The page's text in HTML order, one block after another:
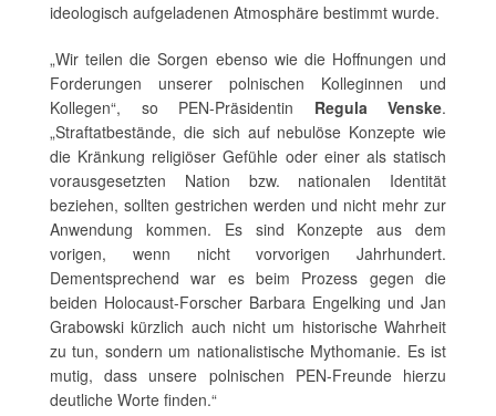
ideologisch aufgeladenen Atmosphäre bestimmt wurde.
„Wir teilen die Sorgen ebenso wie die Hoffnungen und
Forderungen unserer polnischen Kolleginnen und
Kollegen“, so PEN-Präsidentin Regula Venske.
„Straftatbestände, die sich auf nebulöse Konzepte wie
die Kränkung religiöser Gefühle oder einer als statisch
vorausgesetzten Nation bzw. nationalen Identität
beziehen, sollten gestrichen werden und nicht mehr zur
Anwendung kommen. Es sind Konzepte aus dem
vorigen, wenn nicht vorvorigen Jahrhundert.
Dementsprechend war es beim Prozess gegen die
beiden Holocaust-Forscher Barbara Engelking und Jan
Grabowski kürzlich auch nicht um historische Wahrheit
zu tun, sondern um nationalistische Mythomanie. Es ist
mutig, dass unsere polnischen PEN-Freunde hierzu
deutliche Worte finden.“